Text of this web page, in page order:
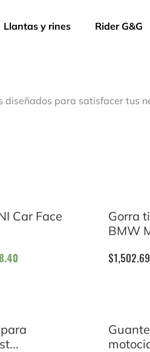
Llantas y rines Rider G&G
diseñados para satisfacer tus
Car Face
Gorra
BMW
$1,502.69